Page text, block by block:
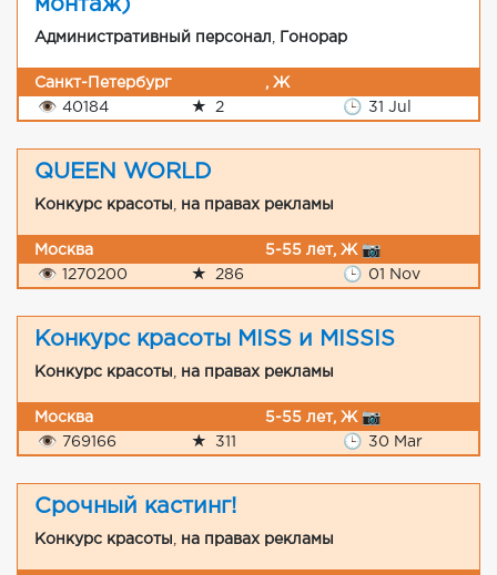
монтаж)
Административный персонал Гонорар
Санкт-Петербург
, Ж
👁 40184 ★ 2 🕒 31 Jul
QUEEN WORLD
Конкурс красоты на правах рекламы
Москва
5-55 лет, Ж 📷
👁 1270200 ★ 286 🕒 01 Nov
Конкурс красоты MISS и MISSIS
Конкурс красоты на правах рекламы
Москва
5-55 лет, Ж 📷
👁
769166 ★ 311 🕒 30 Mar
Срочный кастинг!
Конкурс красоты на правах рекламы